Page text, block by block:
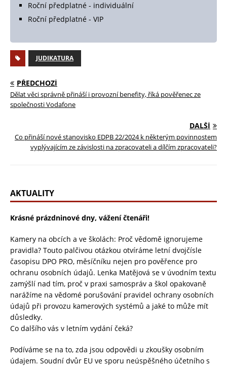
Roční předplatné - individuální
Roční předplatné - VIP
JUDIKATURA
PŘEDCHOZÍ
Dělat věci správně přináší i provozní benefity, říká pověřenec ze
společnosti Vodafone
DALŠÍ
Co přináší nové stanovisko EDPB 22/2024 k některým povinnostem
vyplývajícím ze závislosti na zpracovateli a dílčím zpracovateli?
AKTUALITY
Krásné prázdninové dny, vážení čtenáři!
Kamery na obcích a ve školách: Proč vědomě ignorujeme
pravidla? Touto palčivou otázkou otvíráme letní dvojčísle
časopisu DPO PRO, měsíčníku nejen pro pověřence pro
ochranu osobních údajů. Lenka Matějová se v úvodním textu
zamýšlí nad tím, proč v praxi samospráv a škol opakovaně
narážíme na vědomé porušování pravidel ochrany osobních
údajů při provozu kamerových systémů a jaké to může mít
důsledky.
Co dalšího vás v letním vydání čeká?
Podíváme se na to, zda jsou odpovědi u zkoušky osobním
údajem. Soudní dvůr EU ve sporu neúspěšného účetního s